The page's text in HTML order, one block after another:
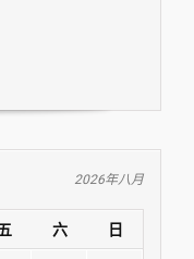
2026年八月
六 日